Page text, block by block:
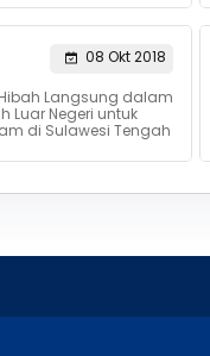
08 Okt 2018
Langsung dalam
Luar Negeri untuk
di Sulawesi Tengah